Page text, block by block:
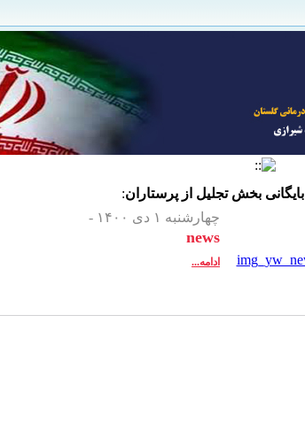
بایگانی بخشتجلیل از پرستاران:
چهارشنبه ۱ دی ۱۴۰۰ -
news
ادامه...